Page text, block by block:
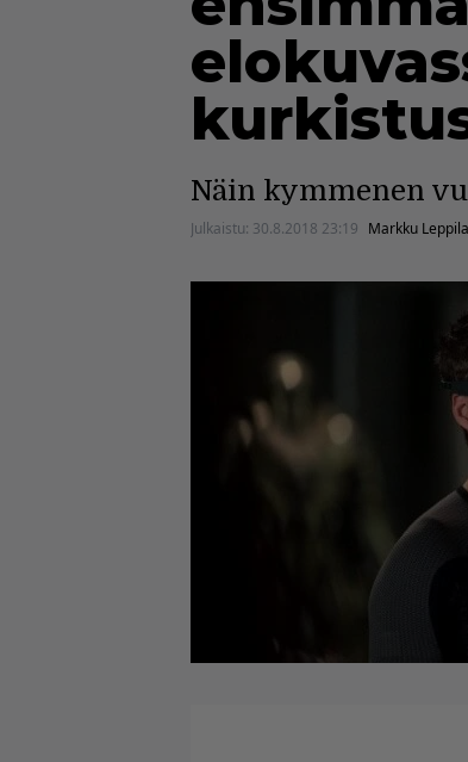
Näin kymmenen
Julkaistu: 30.8.2018 23:19 Markku